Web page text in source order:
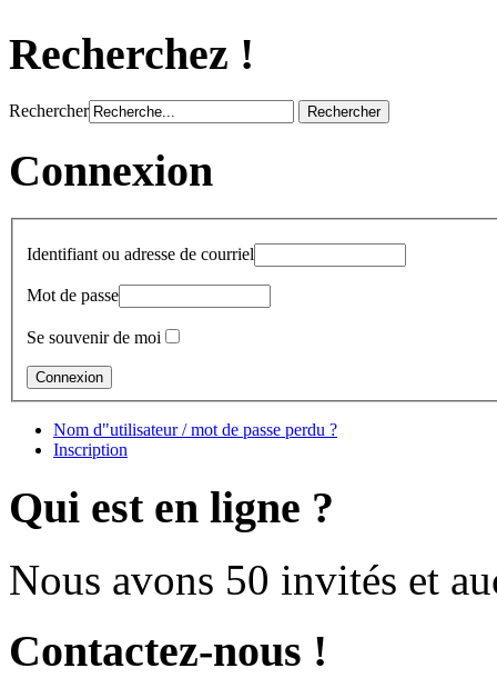
Recherchez !
Rechercher
Connexion
Identifiant ou adresse de courriel
Mot de passe
Se souvenir de moi
Nom d"utilisateur / mot de passe perdu ?
Inscription
Qui est en ligne ?
Nous avons 50 invités et
Contactez-nous !